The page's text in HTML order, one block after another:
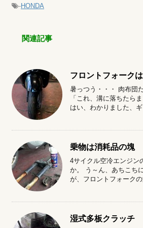
-HONDA
関連記事
フロントフォーク
暑っつう・・・ 肉布団
「これ、溝に落ちたら
はい、わかりました、
乗物は消耗品の塊
4サイクル空冷エンジン
か。 う～ん、あちこち
が、フロントフォーク
湿式多板クラッチ